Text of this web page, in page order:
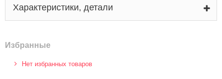
Характеристики, детали
Избранные
Нет избранных товаров